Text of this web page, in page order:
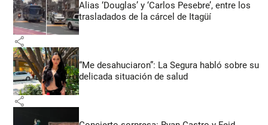
Alias ‘Douglas’ y ‘Carlos Pesebre’, entre los
trasladados de la cárcel de Itagüí
share
“Me desahuciaron”: La Segura habló sobre su
delicada situación de salud
share